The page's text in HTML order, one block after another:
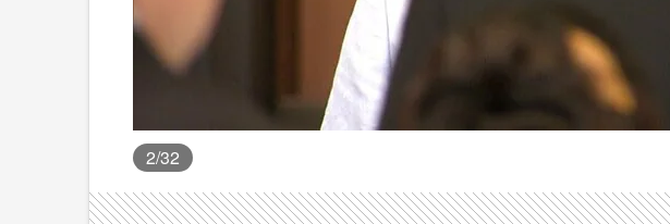
2/32